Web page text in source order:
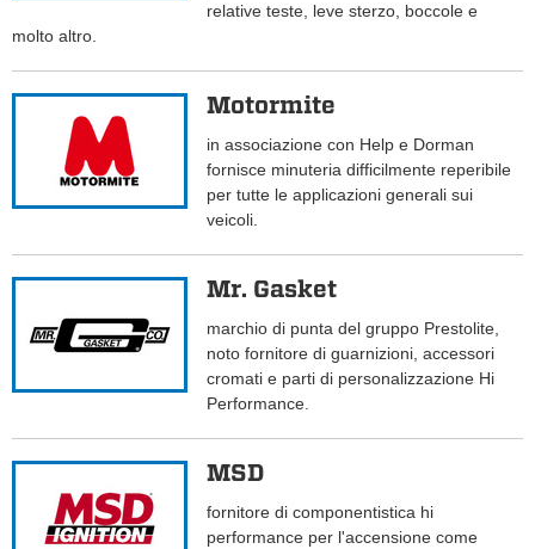
relative teste, leve sterzo, boccole e
molto altro.
Motormite
in associazione con Help e Dorman
fornisce minuteria difficilmente reperibile
per tutte le applicazioni generali sui
veicoli.
Mr. Gasket
marchio di punta del gruppo Prestolite,
noto fornitore di guarnizioni, accessori
cromati e parti di personalizzazione Hi
Performance.
MSD
fornitore di componentistica hi
performance per l'accensione come